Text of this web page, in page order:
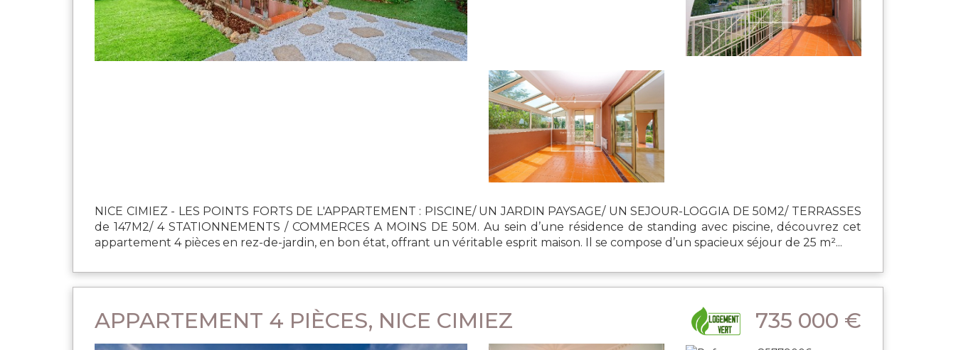
NICE CIMIEZ - LES POINTS FORTS DE L'APPARTEMENT : PISCINE/ UN JARDIN PAYSAGE/ UN SEJOUR-LOGGIA DE 50M2/ TERRASSES
de 147M2/ 4 STATIONNEMENTS / COMMERCES A MOINS DE 50M. Au sein d’une résidence de standing avec piscine, découvrez cet
appartement 4 pièces en rez-de-jardin, en bon état, offrant un véritable esprit maison. Il se compose d’un spacieux séjour de 25 m²...
APPARTEMENT 4 PIÈCES, NICE CIMIEZ 735 000 €